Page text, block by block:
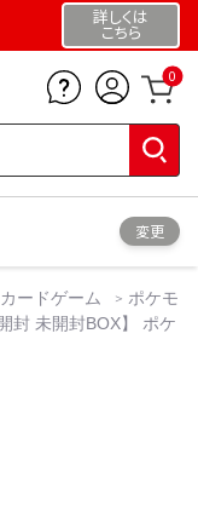
詳しくは
こちら
0
変更
ードゲーム
ポケモ
未開封BOX】 ポケ